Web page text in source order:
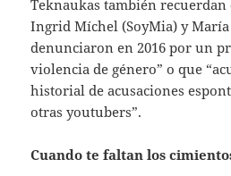
Teknaukas también recuerdan
Ingrid Míchel (SoyMia) y
denunciaron en 2016 por un
violencia de género” o que
historial de acusaciones
otras youtubers”.
Cuando te faltan los